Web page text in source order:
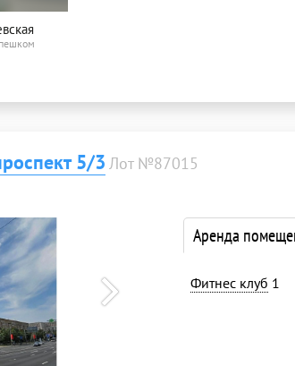
5/3 Лот №87015
Аренда
Фитнес клуб 1